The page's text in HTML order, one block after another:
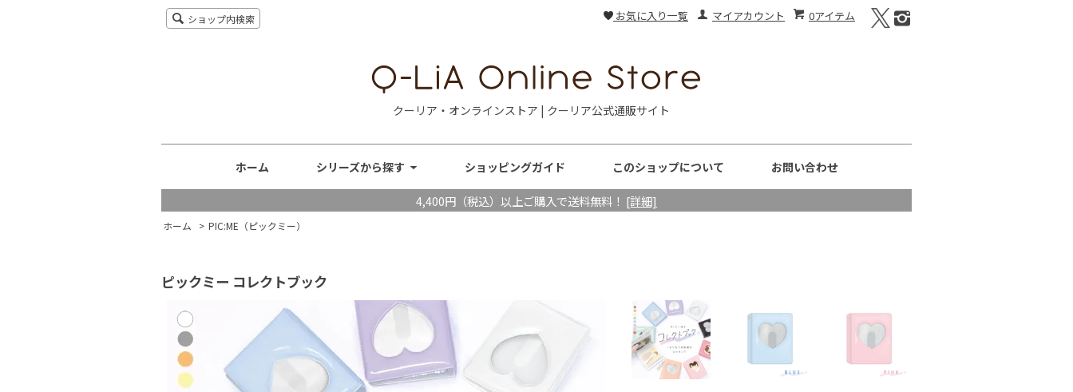
0アイテム
マイアカウント
お気に入り一覧
ショップ内検索
クーリア・オンラインストア | クーリア公式通販サイト
ホーム シリーズから探す ショッピングガイド このショップについて お問い合わせ
4,400円（税込）以上ご購入で送料無料！ [詳細]
ホーム > PIC:ME（ピックミー）
ピックミー コレクトブック